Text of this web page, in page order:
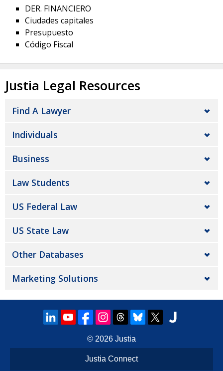
DER. FINANCIERO
Ciudades capitales
Presupuesto
Código Fiscal
Justia Legal Resources
Find A Lawyer
Individuals
Business
Law Students
US Federal Law
US State Law
Other Databases
Marketing Solutions
© 2026 Justia
Justia Connect